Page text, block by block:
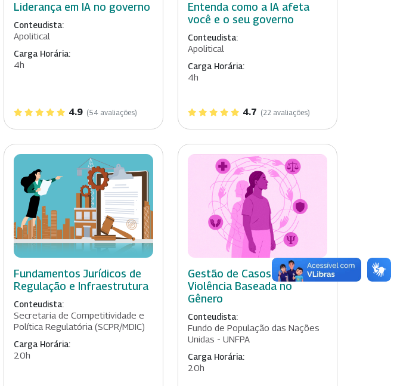
Liderança em IA no governo
Conteudista:
Apolitical
Carga Horária:
4h
4.9 (54 avaliações)
Entenda como a IA afeta
você e o seu governo
Conteudista:
Apolitical
Carga Horária:
4h
4.7 (22 avaliações)
Fundamentos Jurídicos de
Regulação e Infraestrutura
Conteudista:
Secretaria de Competitividade e
Política Regulatória (SCPR/MDIC)
Carga Horária:
20h
Gestão de Casos de
Violência Baseada no
Gênero
Conteudista:
Fundo de População das Nações
Unidas - UNFPA
Carga Horária:
20h